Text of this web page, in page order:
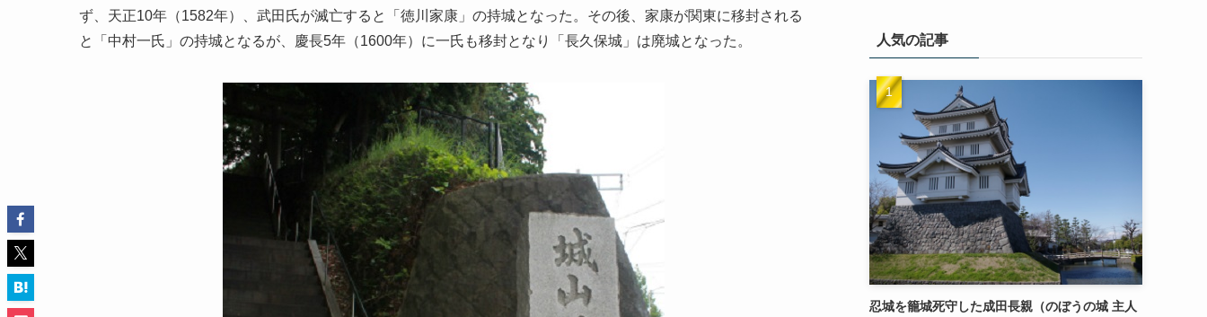
ず、天正10年（1582年）、武田氏が滅亡すると「徳川家康」の持城となった。その後、家康が関東に移封される
と「中村一氏」の持城となるが、慶長5年（1600年）に一氏も移封となり「長久保城」は廃城となった。
人気の記事
忍城を籠城死守した成田長親（のぼうの城 主人